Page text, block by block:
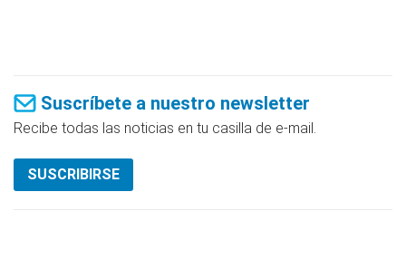
Suscríbete a nuestro newsletter
Recibe todas las noticias en tu casilla de e-mail.
SUSCRIBIRSE